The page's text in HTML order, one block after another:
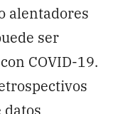
alentadores
ser
COVID-19.